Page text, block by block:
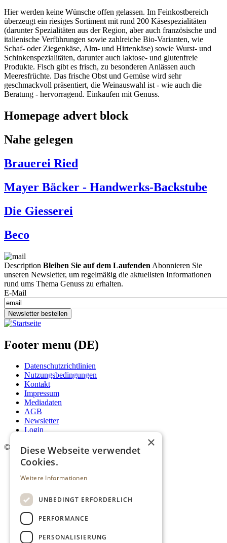
Hier werden keine Wünsche offen gelassen. Im Feinkostbereich
überzeugt ein riesiges Sortiment mit rund 200 Käsespezialitäten
(darunter Spezialitäten aus der Region, aber auch französische und
italienische Verführungen sowie zahlreiche Bio-Varianten, wie
Schaf- oder Ziegenkäse, Alm- und Hirtenkäse) sowie Wurst- und
Schinkenspezialitäten, darunter auch laktose- und glutenfreie
Produkte. Fisch gibt es frisch, zu besonderen Anlässen auch
Meeresfrüchte. Das frische Obst und Gemüse wird sehr
geschmackvoll präsentiert, die Weinauswahl ist - wie auch die
Beratung - hervorragend. Einkaufen mit Genuss.
Homepage advert block
Nahe gelegen
Brauerei Ried
Mayer Bäcker - Handwerks-Backstube
Die Giesserei
Beco
Description Bleiben Sie auf dem Laufenden Abonnieren Sie
unseren Newsletter, um regelmäßig die aktuellsten Informationen
rund ums Thema Genuss zu erhalten.
E-Mail
Newsletter bestellen
Footer menu (DE)
Datenschutzrichtlinien
Nutzungsbedingungen
Kontakt
Impressum
Mediadaten
AGB
Newsletter
Login
© 2026. Alle Rechte vorbehalten. ×
Diese Webseite verwendet
Cookies.
Weitere Informationen
UNBEDINGT ERFORDERLICH
PERFORMANCE
PERSONALISIERUNG